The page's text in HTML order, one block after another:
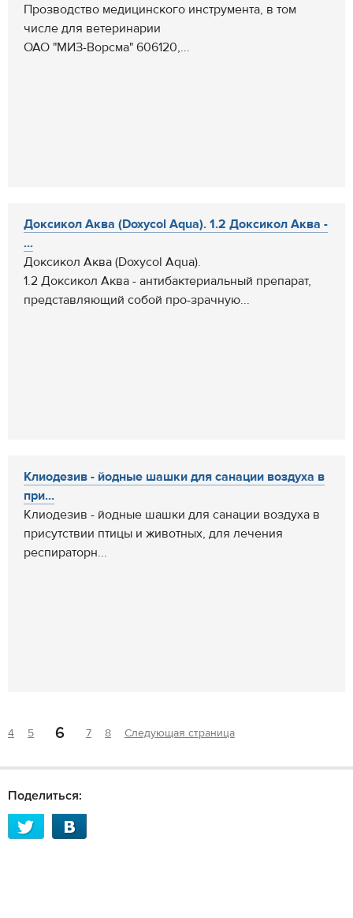
Прозводство медицинского инструмента, в том
числе для ветеринарии
ОАО "МИЗ-Ворсма" 606120,...
Доксикол Аква (Doxycol Aqua). 1.2 Доксикол Аква -
...
Доксикол Аква (Doxycol Aqua).
1.2 Доксикол Аква - антибактериальный препарат,
представляющий собой про-зрачную...
Клиодезив - йодные шашки для санации воздуха в
при...
Клиодезив - йодные шашки для санации воздуха в
присутствии птицы и животных, для лечения
респираторн...
4 5 6 7 8 Следующая страница
Поделиться: